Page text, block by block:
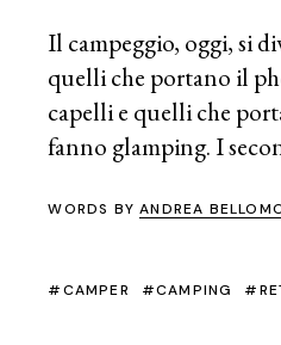
Il campeggio, oggi, si
quelli che portano il
capelli e quelli che
fanno glamping. I
WORDS BYANDREA
CAMPER CAMPING